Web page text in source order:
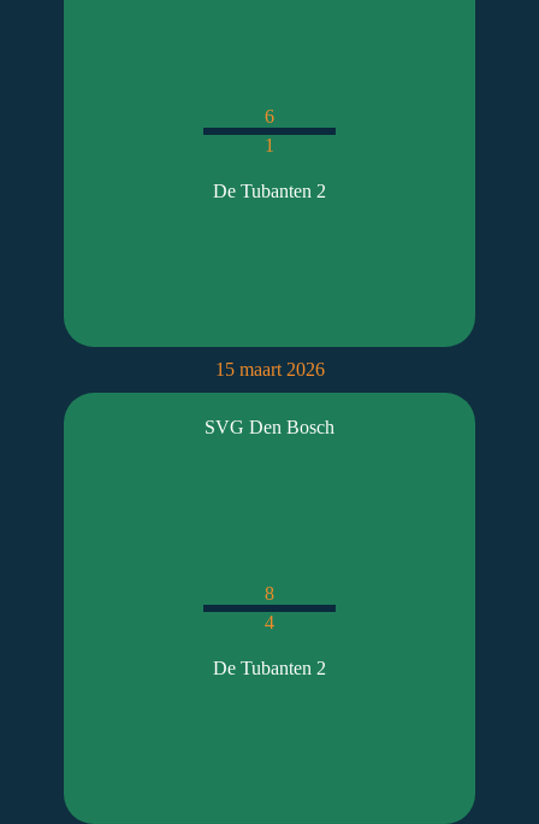
6
1
De Tubanten 2
15 maart 2026
SVG Den Bosch
8
4
De Tubanten 2